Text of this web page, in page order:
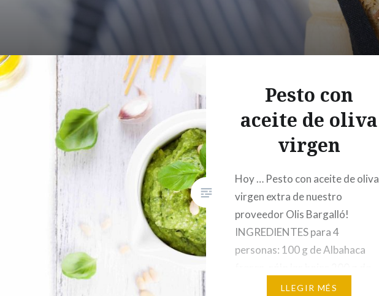
Pesto con
aceite de oliva
virgen
Hoy … Pesto con aceite de oliva
virgen extra de nuestro
proveedor Olis Bargalló!
INGREDIENTES para 4
personas: 100 g de Albahaca
queso Parmesano 75 g Piñones
LLEGIR MÉS